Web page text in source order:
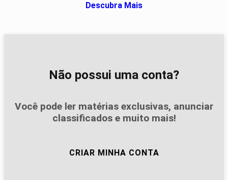
Descubra Mais
Não possui uma conta?
Você pode ler matérias exclusivas, anunciar
classificados e muito mais!
CRIAR MINHA CONTA